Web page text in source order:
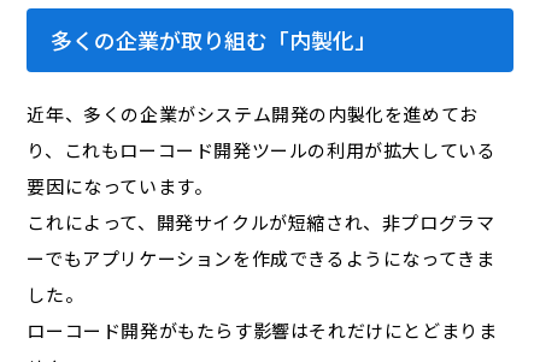
多くの企業が取り組む「内製化」
近年、多くの企業がシステム開発の内製化を進めてお
り、これもローコード開発ツールの利用が拡大している
要因になっています。
これによって、開発サイクルが短縮され、非プログラマ
ーでもアプリケーションを作成できるようになってきま
した。
ローコード開発がもたらす影響はそれだけにとどまりま